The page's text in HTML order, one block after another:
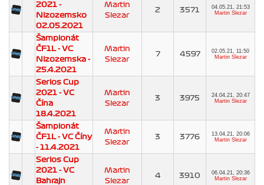
2021 -
Nizozemsko
02.05.2021
Martin
Slezar
2 3571
04.05.21, 21:53
Martin Slezar
Šampionát
ČF1L - VC
Nizozemska -
25.4.2021
Martin
Slezar
7 4597
02.05.21, 11:50
Martin Slezar
Serios Cup
2021 - VC
Čína
18.4.2021
Martin
Slezar
3 3975
24.04.21, 20:47
Martin Slezar
Šampionát
ČF1L - VC Číny
- 11.4.2021
Martin
Slezar
3 3776
13.04.21, 20:06
Martin Slezar
Serios Cup
2021 - VC
Bahrajn
Martin
Slezar
4 3910
06.04.21, 20:36
Martin Slezar